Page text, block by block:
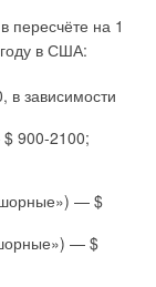
пересчёте на 1
в США:
в зависимости
900-2100;
— $
— $